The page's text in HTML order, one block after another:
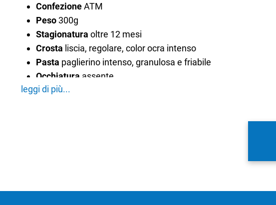
ConfezioneATM
Peso 300g
Stagionatura oltre 12 mesi
Crosta liscia, regolare, color ocra intenso
Pasta paglierino intenso, granulosa e friabile
Occhiatura assente
Saporepieno con struttura friabile
leggi di più...